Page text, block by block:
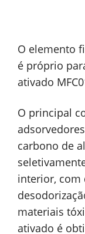
O elemento
é próprio
ativado
O principal
carbono de
interior, com
materiais
ativado é